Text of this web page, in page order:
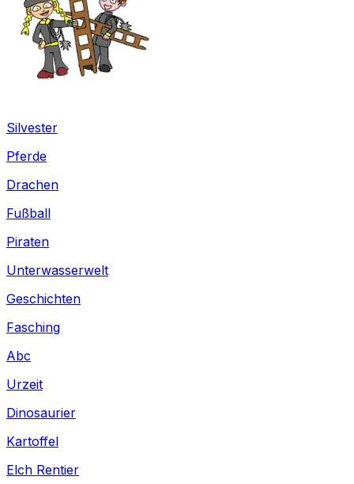
Silvester
Pferde
Drachen
Fußball
Piraten
Unterwasserwelt
Geschichten
Fasching
Abc
Urzeit
Dinosaurier
Kartoffel
Elch Rentier